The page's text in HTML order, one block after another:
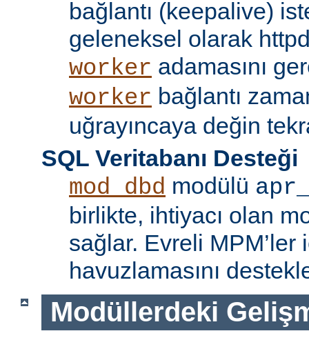
bağlantı (keepalive)
geleneksel olarak
worker adamasını
worker bağlantı
uğrayıncaya değin
SQL Veritabanı Desteği
mod_dbd modülü
birlikte, ihtiyacı olan
sağlar. Evreli MPM’ler
havuzlamasını
Modüllerdeki